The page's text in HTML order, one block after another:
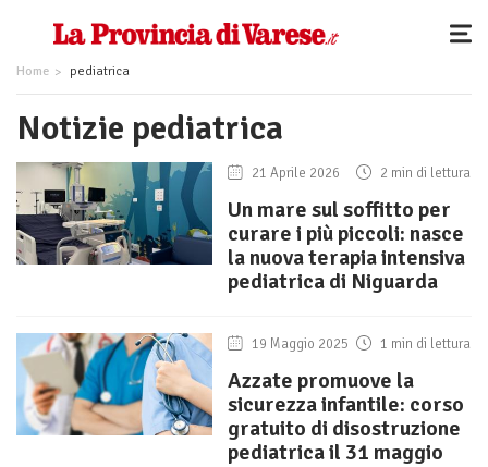
Home pediatrica
Notizie pediatrica
21 Aprile 2026 2 min di lettura
Un mare sul soffitto per
curare i più piccoli: nasce
la nuova terapia intensiva
pediatrica di Niguarda
19 Maggio 2025 1 min di lettura
Azzate promuove la
sicurezza infantile: corso
gratuito di disostruzione
pediatrica il 31 maggio